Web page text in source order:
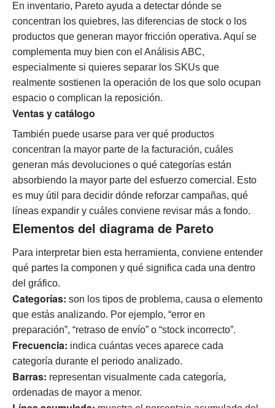
En inventario, Pareto ayuda a detectar dónde se
concentran los quiebres, las diferencias de stock o los
productos que generan mayor fricción operativa. Aquí se
complementa muy bien con el Análisis ABC,
especialmente si quieres separar los SKUs que
realmente sostienen la operación de los que solo ocupan
espacio o complican la reposición.
Ventas y catálogo
También puede usarse para ver qué productos
concentran la mayor parte de la facturación, cuáles
generan más devoluciones o qué categorías están
absorbiendo la mayor parte del esfuerzo comercial. Esto
es muy útil para decidir dónde reforzar campañas, qué
líneas expandir y cuáles conviene revisar más a fondo.
Elementos del diagrama de Pareto
Para interpretar bien esta herramienta, conviene entender
qué partes la componen y qué significa cada una dentro
del gráfico.
Categorías: son los tipos de problema, causa o elemento
que estás analizando. Por ejemplo, “error en
preparación”, “retraso de envío” o “stock incorrecto”.
Frecuencia: indica cuántas veces aparece cada
categoría durante el periodo analizado.
Barras: representan visualmente cada categoría,
ordenadas de mayor a menor.